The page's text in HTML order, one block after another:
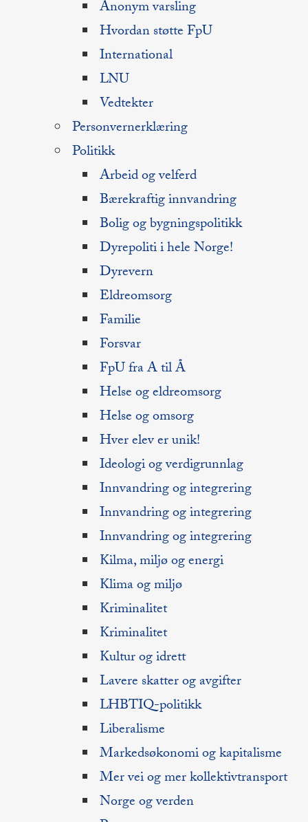
Anonym varsling
Hvordan støtte FpU
International
LNU
Vedtekter
Personvernerklæring
Politikk
Arbeid og velferd
Bærekraftig innvandring
Bolig og bygningspolitikk
Dyrepoliti i hele Norge!
Dyrevern
Eldreomsorg
Familie
Forsvar
FpU fra A til Å
Helse og eldreomsorg
Helse og omsorg
Hver elev er unik!
Ideologi og verdigrunnlag
Innvandring og integrering
Innvandring og integrering
Innvandring og integrering
Kilma, miljø og energi
Klima og miljø
Kriminalitet
Kriminalitet
Kultur og idrett
Lavere skatter og avgifter
LHBTIQ-politikk
Liberalisme
Markedsøkonomi og kapitalisme
Mer vei og mer kollektivtransport
Norge og verden